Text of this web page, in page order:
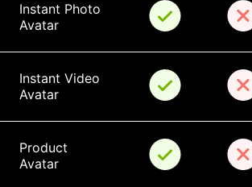
Instant Photo
Avatar
Instant Video
Avatar
Product
Avatar